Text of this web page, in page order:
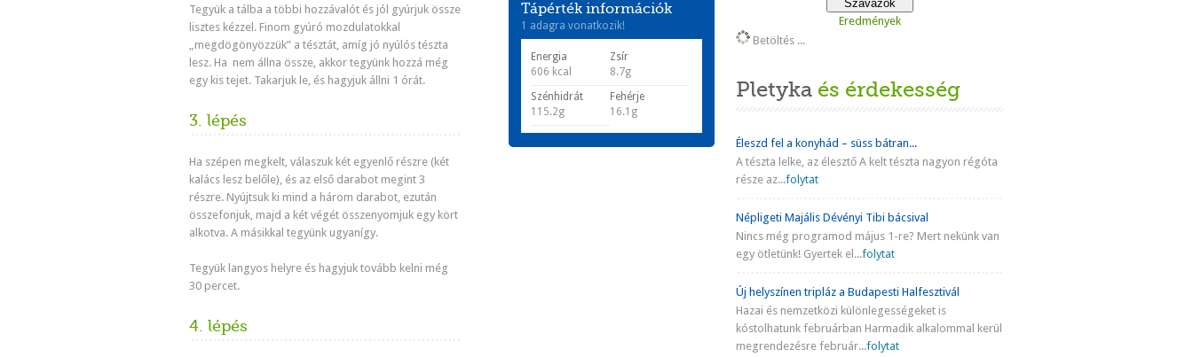
Tegyük a tálba a többi hozzávalót és jól gyúrjuk össze
lisztes kézzel. Finom gyúró mozdulatokkal
„megdögönyözzük” a tésztát, amíg jó nyúlós tészta
lesz. Ha nem állna össze, akkor tegyünk hozzá még
egy kis tejet. Takarjuk le, és hagyjuk állni 1 órát.
3. lépés
Ha szépen megkelt, válaszuk két egyenlő részre (két
kalács lesz belőle), és az első darabot megint 3
részre. Nyújtsuk ki mind a három darabot, ezután
összefonjuk, majd a két végét összenyomjuk egy kört
alkotva. A másikkal tegyünk ugyanígy.
Tegyük langyos helyre és hagyjuk tovább kelni még
30 percet.
4. lépés
Tápérték információk
1 adagra vonatkozik!
Energia
606 kcal
Zsír
8.7g
Szénhidrát
115.2g
Fehérje
16.1g
Eredmények
Betöltés ...
Pletyka és érdekesség
Éleszd fel a konyhád – süss bátran...
A tészta lelke, az élesztő A kelt tészta nagyon régóta
része az...folytat
Népligeti Majális Dévényi Tibi bácsival
Nincs még programod május 1-re? Mert nekünk van
egy ötletünk! Gyertek el...folytat
Új helyszínen tripláz a Budapesti Halfesztivál
Hazai és nemzetközi különlegességeket is
kóstolhatunk februárban Harmadik alkalommal kerül
megrendezésre február...folytat